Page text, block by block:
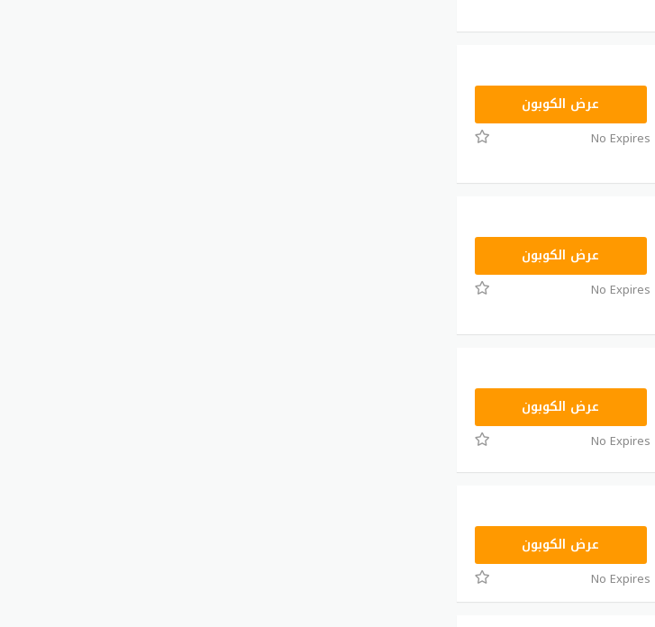
عرض الكوبون
No Expires
عرض الكوبون
No Expires
عرض الكوبون
No Expires
عرض الكوبون
No Expires